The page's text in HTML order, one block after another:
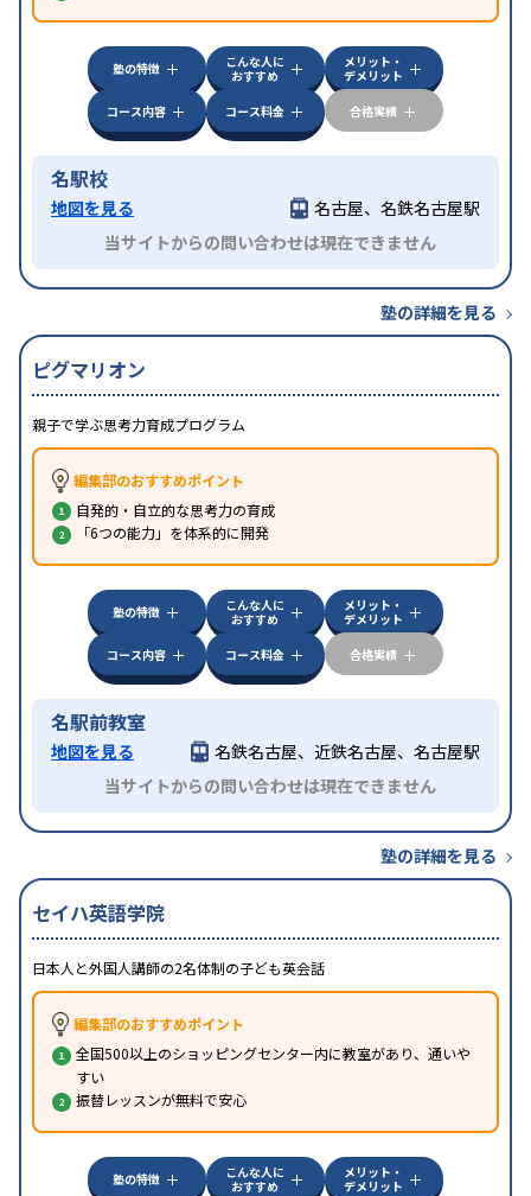
塾の特徴
こんな人に
おすすめ
メリット・
デメリット
コース内容
コース料金 合格実績
名駅校
地図を見る
名古屋、名鉄名古屋駅
当サイトからの問い合わせは現在できません
塾の詳細を見る
ピグマリオン
親子で学ぶ思考力育成プログラム
編集部のおすすめポイント
自発的・自立的な思考力の育成
「6つの能力」を体系的に開発
塾の特徴
こんな人に
おすすめ
メリット・
デメリット
コース内容
コース料金 合格実績
名駅前教室
地図を見る
名鉄名古屋、近鉄名古屋、名古屋駅
当サイトからの問い合わせは現在できません
塾の詳細を見る
セイハ英語学院
日本人と外国人講師の2名体制の子ども英会話
編集部のおすすめポイント
全国500以上のショッピングセンター内に教室があり、通いや
すい
振替レッスンが無料で安心
塾の特徴
こんな人に
おすすめ
メリット・
デメリット